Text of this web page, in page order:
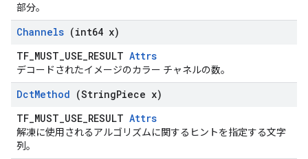
部分。
Channels (int64 x)
TF_MUST_USE_RESULT Attrs
デコードされたイメージのカラー チャネルの数。
DctMethod (StringPiece x)
TF_MUST_USE_RESULT Attrs
解凍に使用されるアルゴリズムに関するヒントを指定する文字
列。